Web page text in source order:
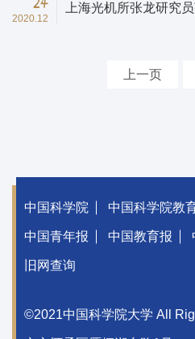
2020.12
上海光机所张龙研究
上一页
中国科学院 中国科学院教
中国青年报 中国教育报
旧网查询
©2021中国科学院大学 All